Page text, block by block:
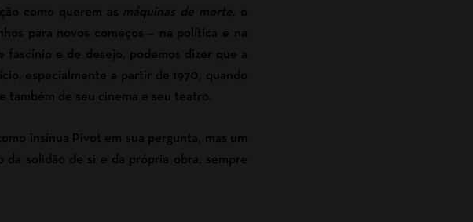
como querem as máquinas de morte , o
para novos começos – na política e na
fascínio e de desejo, podemos dizer que a
especialmente a partir de 1970, quando
também de seu cinema e seu teatro.
insinua Pivot em sua pergunta, mas um
solidão de si e da própria obra, sempre